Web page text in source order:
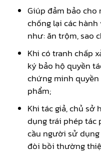
Giúp đảm bảo cho
chống lại các
như: ăn trộm, sao
Khi có tranh chấp
ký bảo hộ quyền
chứng minh
phẩm;
Khi tác giả, chủ
dụng trái phép tác
cầu người sử
đòi bồi thường